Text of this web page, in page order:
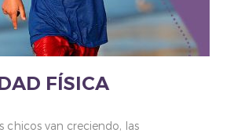
FÍSICA
chicos van creciendo, las